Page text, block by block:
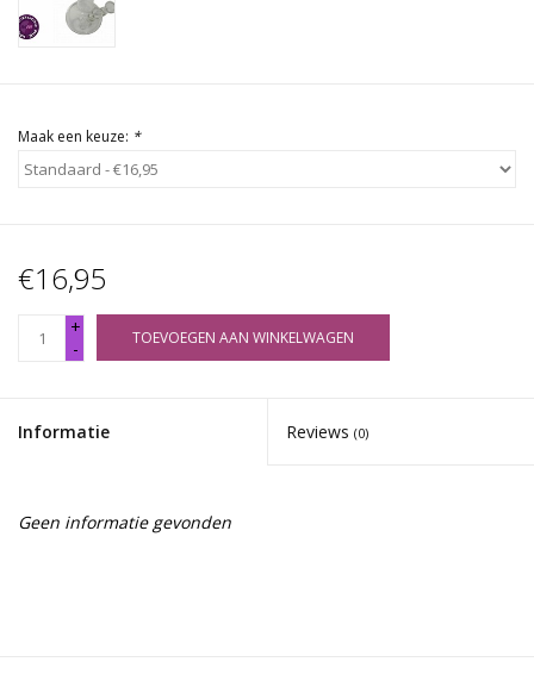
Maak een keuze: *
€16,95
+
-
TOEVOEGEN AAN WINKELWAGEN
Informatie Reviews (0)
Geen informatie gevonden